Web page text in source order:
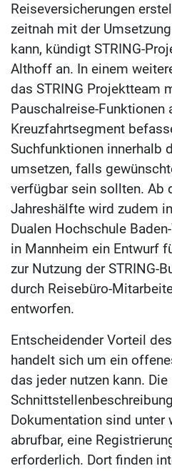
Reiseversicherungen
zeitnah mit der
kann, kündigt STRING-
Althoff an. In einem
das STRING Projektteam
Pauschalreise-Funktionen
Kreuzfahrtsegment
Suchfunktionen innerhalb
umsetzen, falls
verfügbar sein sollten. Ab
Jahreshälfte wird zudem
Dualen Hochschule
in Mannheim ein Entwurf
zur Nutzung der STRING-
durch Reisebüro-
entworfen.
Entscheidender Vorteil
handelt sich um ein
das jeder nutzen kann. Die
Dokumentation sind unter
abrufbar, eine
erforderlich. Dort finden